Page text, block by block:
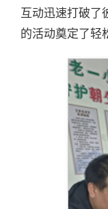
互动迅速打破了
的活动奠定了轻